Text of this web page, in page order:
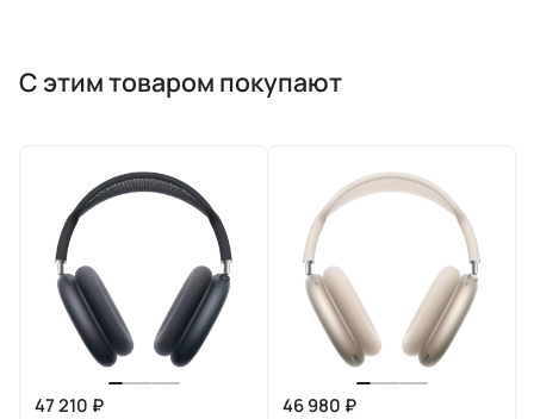
С этим товаром покупают
47 210 ₽ 46 980 ₽